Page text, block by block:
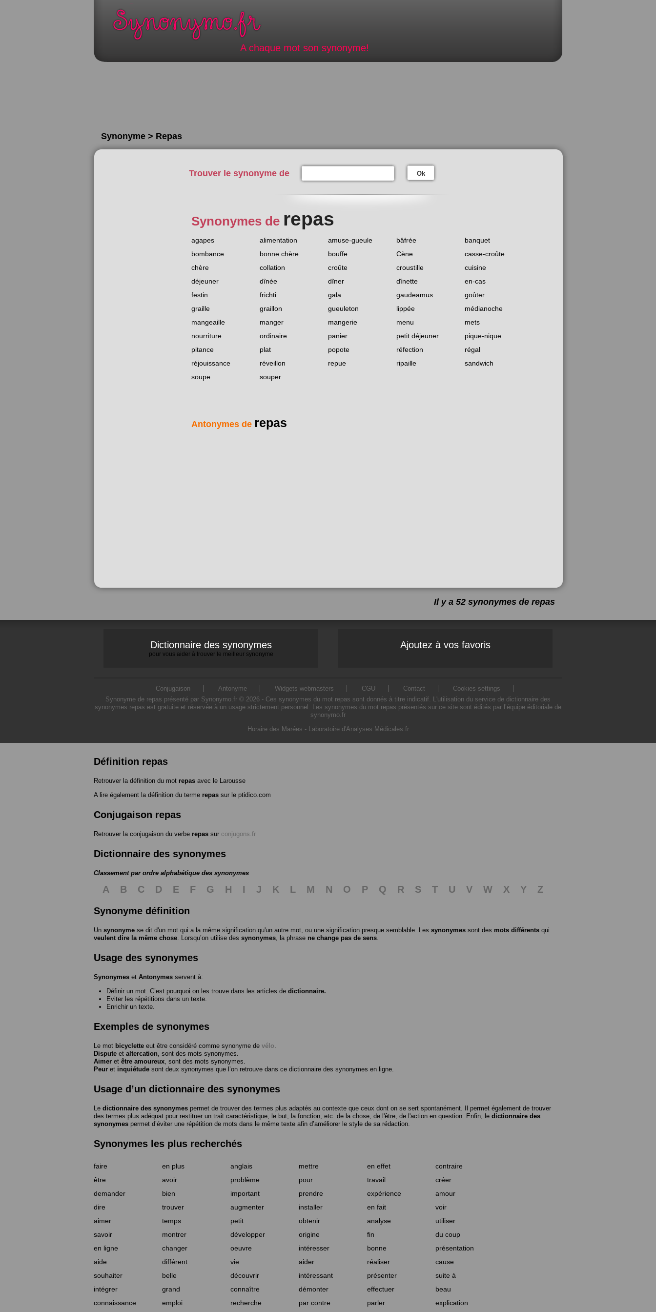
A chaque mot son synonyme!
Synonyme > Repas
Trouver le synonyme de Ok
Synonymes de repas
agapes alimentation amuse-gueule bâfrée
banquet
bombance
bonne chère bouffe Cène
casse-croûte
chère
collation croûte croustille
cuisine
déjeuner
dînée dîner dînette
en-cas
festin
frichti gala gaudeamus
goûter
graille
graillon gueuleton lippée
médianoche
mangeaille
manger mangerie menu
mets
nourriture
ordinaire panier petit déjeuner
pique-nique
pitance
plat popote réfection
régal
réjouissance
réveillon repue ripaille
sandwich
soupe
souper
Antonymes de repas
Il y a 52 synonymes de repas
Dictionnaire des synonymes
pour vous aider à trouver le meilleur synonyme
Ajoutez à vos favoris
Conjugaison Antonyme Widgets webmasters CGU Contact
Cookies settings
Synonyme de repas présenté par Synonymo.fr © 2026 - Ces synonymes du mot repas sont donnés à titre indicatif. L'utilisation du service de dictionnaire des
synonymes repas est gratuite et réservée à un usage strictement personnel. Les synonymes du mot repas présentés sur ce site sont édités par l’équipe éditoriale de
synonymo.fr
Horaire des Marées - Laboratoire d'Analyses Médicales.fr
Définition repas
Retrouver la définition du mot repas avec le Larousse
A lire également la définition du terme repas sur le ptidico.com
Conjugaison repas
Retrouver la conjugaison du verbe repas sur conjugons.fr
Dictionnaire des synonymes
Classement par ordre alphabétique des synonymes
A B C D E F G H I J K L M N O P Q R S T U V W X Y
Z
Synonyme définition
Un synonyme se dit d'un mot qui a la même signification qu'un autre mot, ou une signification presque semblable. Les synonymes sont des mots différents qui
veulent dire la même chose. Lorsqu’on utilise des synonymes, la phrase ne change pas de sens.
Usage des synonymes
Synonymes et Antonymes servent à:
Définir un mot. C’est pourquoi on les trouve dans les articles de dictionnaire.
Eviter les répétitions dans un texte.
Enrichir un texte.
Exemples de synonymes
Le mot bicyclette eut être considéré comme synonyme de vélo.
Dispute et altercation, sont des mots synonymes.
Aimer et être amoureux, sont des mots synonymes.
Peur et inquiétude sont deux synonymes que l’on retrouve dans ce dictionnaire des synonymes en ligne.
Usage d’un dictionnaire des synonymes
Le dictionnaire des synonymes permet de trouver des termes plus adaptés au contexte que ceux dont on se sert spontanément. Il permet également de trouver
des termes plus adéquat pour restituer un trait caractéristique, le but, la fonction, etc. de la chose, de l'être, de l'action en question. Enfin, le dictionnaire des
synonymes permet d’éviter une répétition de mots dans le même texte afin d’améliorer le style de sa rédaction.
Synonymes les plus recherchés
faire en plus anglais mettre en effet
contraire
être
avoir problème pour travail
créer
demander
bien important prendre expérience
amour
dire
trouver augmenter installer en fait
voir
aimer
temps petit obtenir analyse
utiliser
savoir
montrer développer origine fin
du coup
en ligne
changer oeuvre intéresser bonne
présentation
aide
différent vie aider réaliser
cause
souhaiter
belle découvrir intéressant présenter
suite à
intégrer
grand connaître démonter effectuer
beau
connaissance
emploi recherche par contre parler explication